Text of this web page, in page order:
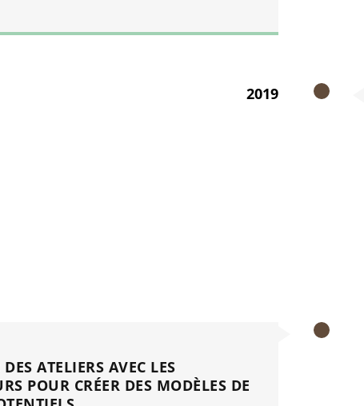
2019
ATELIERS AVEC LES
POUR CRÉER DES MODÈLES DE